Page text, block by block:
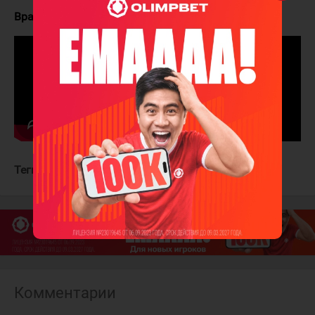
Вратари: Ланкинен - Грайсс (Пикар, 30:14 - 60:00)
Теги: Чикаго Блэкхокс Детройт Ред Уингз
Комментарии